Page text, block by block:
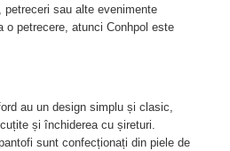
petreceri sau alte evenimente
petrecere, atunci Conhpol este
au un design simplu și clasic,
și închiderea cu șireturi.
sunt confecționați din piele de